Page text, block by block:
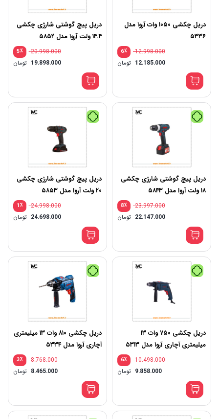
دریل چکشی ۱۰۵۰ وات آروا مدل
۵۳۳۶
٪6
12.998.000
12.185.000 تومان
دریل پیچ گوشتی شارژی چکشی
۱۴.۴ ولت آروا مدل ۵۸۵۲
٪5
20.998.000
19.898.000 تومان
دریل پیچ گوشتی شارژی چکشی
۱۸ ولت آروا مدل ۵۸۴۳
٪8
23.997.000
22.147.000 تومان
دریل پیچ گوشتی شارژی چکشی
۲۰ ولت آروا مدل ۵۸۵۳
٪1
24.998.000
24.698.000 تومان
دریل چکشی ۷۵۰ وات ۱۳
میلیمتری آچاری آروا مدل ۵۳۱۳
٪6
10.498.000
9.858.000 تومان
دریل چکشی ۸۱۰ وات ۱۳ میلیمتری
آچاری آروا مدل ۵۳۳۴
٪3
8.768.000
8.465.000 تومان